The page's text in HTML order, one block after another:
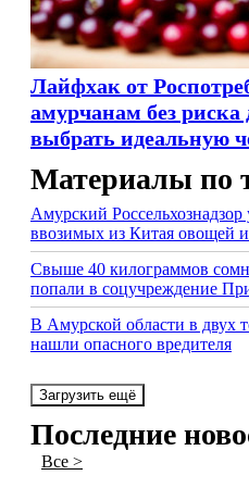
Лайфхак от
амурчанам без риска
выбрать идеальную
Материалы по
Амурский Россельхознадзор
ввозимых из Китая овощей
Свыше 40 килограммов
попали в соцучреждение
В Амурской области в двух
нашли опасного вредителя
Загрузить ещё
Последние
Все >